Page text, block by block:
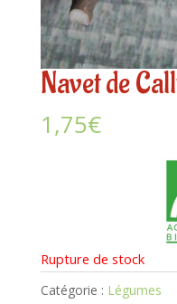
Navet de
1,75€
Rupture de stock
Catégorie : Légumes